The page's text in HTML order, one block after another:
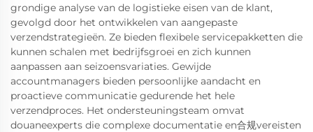
grondige analyse van de logistieke eisen van de klant,
gevolgd door het ontwikkelen van aangepaste
verzendstrategieën. Ze bieden flexibele servicepakketten die
kunnen schalen met bedrijfsgroei en zich kunnen
aanpassen aan seizoensvariaties. Gewijde
accountmanagers bieden persoonlijke aandacht en
proactieve communicatie gedurende het hele
verzendproces. Het ondersteuningsteam omvat
douaneexperts die complexe documentatie en合规vereisten